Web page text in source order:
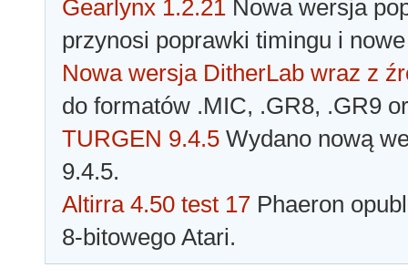
Gearlynx 1.2.21 Nowa wersja
przynosi poprawki timingu i
Nowa wersja DitherLab wraz z
do formatów .MIC, .GR8, .GR9
TURGEN 9.4.5 Wydano nową
9.4.5.
Altirra 4.50 test 17 Phaeron
8-bitowego Atari.